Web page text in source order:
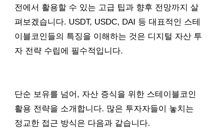
전에서 활용할 수 있는 고급 팁과 향후 전망까지 살
펴보겠습니다. USDT, USDC, DAI 등 대표적인 스테
이블코인들의 특징을 이해하는 것은 디지털 자산 투
자 전략 수립에 필수적입니다.
단순 보유를 넘어, 자산 증식을 위한 스테이블코인
활용 전략을 소개합니다. 많은 투자자들이 놓치는
정교한 접근 방식은 다음과 같습니다.